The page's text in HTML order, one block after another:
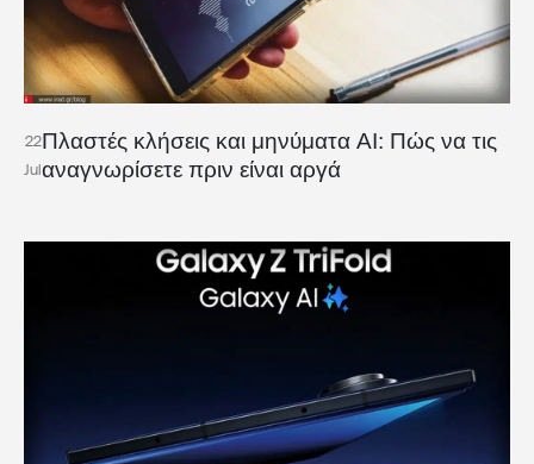
22
Jul
Πλαστές κλήσεις και μηνύματα AI: Πώς να τις
αναγνωρίσετε πριν είναι αργά